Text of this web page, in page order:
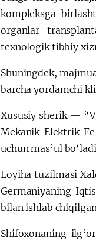
kompleksga
organlar
texnologik tibbiy
Shuningdek,
barcha yordamchi
Xususiy sherik —
Mekanik Elektrik
uchun mas’ul
Loyiha tuzilmasi
Germaniyaning
bilan ishlab
Shifoxonaning